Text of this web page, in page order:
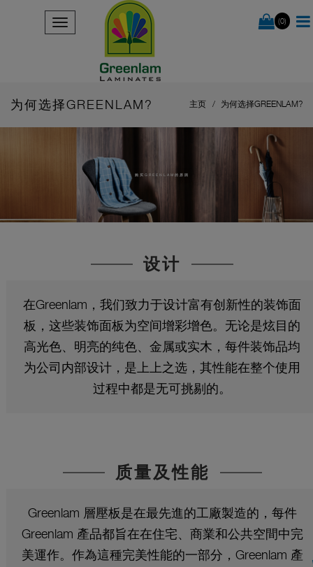
(0)
为何选择GREENLAM? 主页 为何选择GREENLAM?
购买GREENLAM的原因
设计
在Greenlam，我们致力于设计富有创新性的装饰面
板，这些装饰面板为空间增彩增色。无论是炫目的
高光色、明亮的纯色、金属或实木，每件装饰品均
为公司内部设计，是上上之选，其性能在整个使用
过程中都是无可挑剔的。
质量及性能
Greenlam 層壓板是在最先進的工廠製造的，每件
Greenlam 產品都旨在在住宅、商業和公共空間中完
美運作。作為這種完美性能的一部分，Greenlam 產